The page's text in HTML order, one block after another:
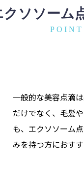
クソソーム
POINT
一般的な美容点滴
だけでなく、毛髪
も、エクソソーム
みを持つ方におすす